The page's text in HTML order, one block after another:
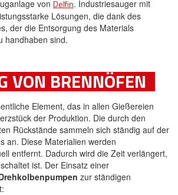
von Delfin. Industriesauger mit
Lösungen, die dank des
der die Entsorgung des Materials
handhaben sind.
VON BRENNÖFEN
Element, das in allen Gießereien
der Produktion. Die durch den
Rückstände sammeln sich ständig auf der
an. Diese Materialien werden
entfernt. Dadurch wird die Zeit verlängert,
ist. Der Einsatz einer
zur ständigen